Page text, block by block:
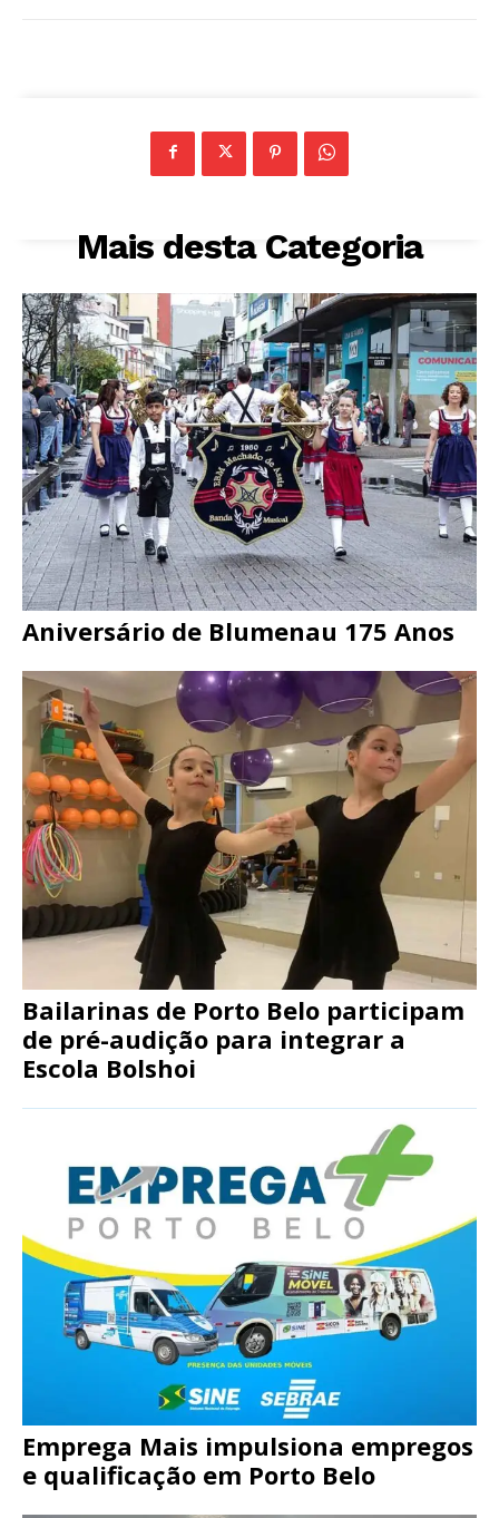
Mais desta Categoria
Aniversário de Blumenau 175 Anos
Bailarinas de Porto Belo participam
de pré-audição para integrar a
Escola Bolshoi
Emprega Mais impulsiona empregos
e qualificação em Porto Belo